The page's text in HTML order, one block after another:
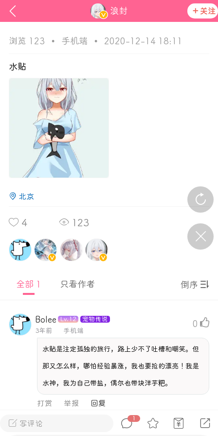
浪封 关注
区发布非法内容 发现立即永久封号
隐藏 0
P站美图推荐——透视装特辑（二）
写评论
1
浏览 123 • 手机端 • 2020-12-14 18:11
水贴
北京
4 123
全部 1 只看作者 倒序
Bolee Lv.12
宠物传说
3年前
手机端
水贴是注定孤独的旅行，路上少不了吐槽和嘲笑。但
那又怎么样，哪怕经验暴涨，我也要抢的漂亮！我是
水神，我为自己带盐，偶尔也带块洋芋粑。
0
打赏 举报